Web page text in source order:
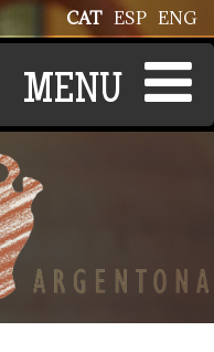
ENG
ESP
CAT